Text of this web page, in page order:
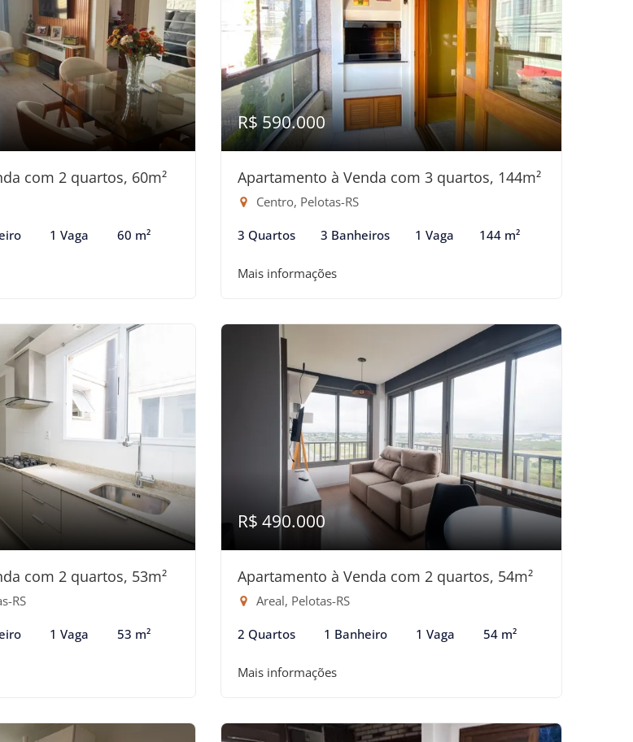
com 2 quartos, 60m²
1 Vaga 60 m²
R$ 590.000
Apartamento à Venda com 3 quartos, 144m²
Centro, Pelotas-RS
3 Quartos 3 Banheiros 1 Vaga 144 m²
Mais informações
com 2 quartos, 53m²
RS
1 Vaga 53 m²
R$ 490.000
Apartamento à Venda com 2 quartos, 54m²
Areal, Pelotas-RS
2 Quartos 1 Banheiro 1 Vaga 54 m²
Mais informações